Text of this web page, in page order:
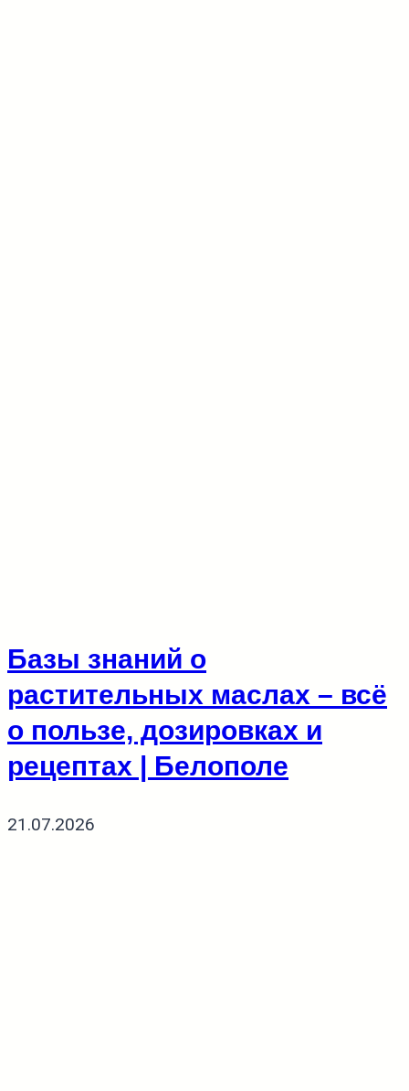
Базы знаний о
растительных маслах – всё
о пользе, дозировках и
рецептах | Белополе
21.07.2026